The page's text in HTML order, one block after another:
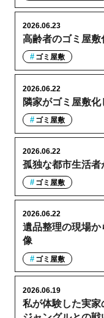
高齢者のゴミ屋
2026.06.23
ゴミ屋敷
隣家がゴミ屋敷
2026.06.22
ゴミ屋敷
孤独な都市生活者
2026.06.22
ゴミ屋敷
遺品整理の現場
像
2026.06.22
ゴミ屋敷
私が体験した実
2026.06.19